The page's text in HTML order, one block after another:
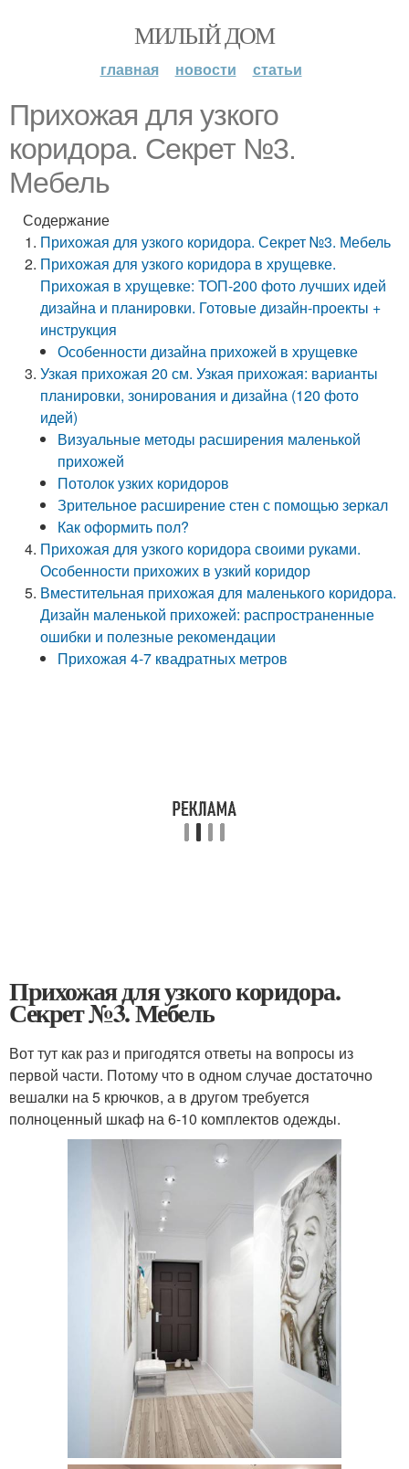
МИЛЫЙ ДОМ
главная новости статьи
Прихожая для узкого
коридора. Секрет №3.
Мебель
Содержание
Прихожая для узкого коридора. Секрет №3. Мебель
Прихожая для узкого коридора в хрущевке.
Прихожая в хрущевке: ТОП-200 фото лучших идей
дизайна и планировки. Готовые дизайн-проекты +
инструкция
Особенности дизайна прихожей в хрущевке
Узкая прихожая 20 см. Узкая прихожая: варианты
планировки, зонирования и дизайна (120 фото
идей)
Визуальные методы расширения маленькой
прихожей
Потолок узких коридоров
Зрительное расширение стен с помощью зеркал
Как оформить пол?
Прихожая для узкого коридора своими руками.
Особенности прихожих в узкий коридор
Вместительная прихожая для маленького коридора.
Дизайн маленькой прихожей: распространенные
ошибки и полезные рекомендации
Прихожая 4-7 квадратных метров
Прихожая для узкого коридора.
Секрет №3. Мебель
Вот тут как раз и пригодятся ответы на вопросы из
первой части. Потому что в одном случае достаточно
вешалки на 5 крючков, а в другом требуется
полноценный шкаф на 6-10 комплектов одежды.